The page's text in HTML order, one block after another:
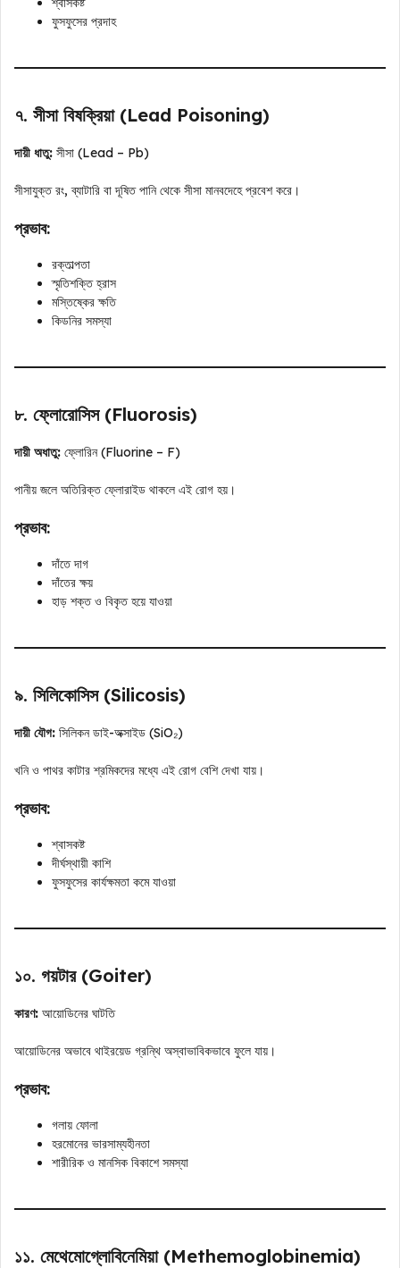
ফুসফুসের প্রদাহ
৭. সীসা বিষক্রিয়া (Lead Poisoning)
দায়ী ধাতু: সীসা (Lead – Pb)
সীসাযুক্ত রং, ব্যাটারি বা দূষিত পানি থেকে সীসা মানবদেহে প্রবেশ করে।
প্রভাব:
রক্তাল্পতা
স্মৃতিশক্তি হ্রাস
মস্তিষ্কের ক্ষতি
কিডনির সমস্যা
৮. ফ্লোরোসিস (Fluorosis)
দায়ী অধাতু: ফ্লোরিন (Fluorine – F)
পানীয় জলে অতিরিক্ত ফ্লোরাইড থাকলে এই রোগ হয়।
প্রভাব:
দাঁতে দাগ
দাঁতের ক্ষয়
হাড় শক্ত ও বিকৃত হয়ে যাওয়া
৯. সিলিকোসিস (Silicosis)
দায়ী যৌগ: সিলিকন ডাই-অক্সাইড (SiO₂)
খনি ও পাথর কাটার শ্রমিকদের মধ্যে এই রোগ বেশি দেখা যায়।
প্রভাব:
শ্বাসকষ্ট
দীর্ঘস্থায়ী কাশি
ফুসফুসের কার্যক্ষমতা কমে যাওয়া
১০. গয়টার (Goiter)
কারণ: আয়োডিনের ঘাটতি
আয়োডিনের অভাবে থাইরয়েড গ্রন্থি অস্বাভাবিকভাবে ফুলে যায়।
প্রভাব:
গলায় ফোলা
হরমোনের ভারসাম্যহীনতা
শারীরিক ও মানসিক বিকাশে সমস্যা
১১. মেথেমোগ্লোবিনেমিয়া (Methemoglobinemia)